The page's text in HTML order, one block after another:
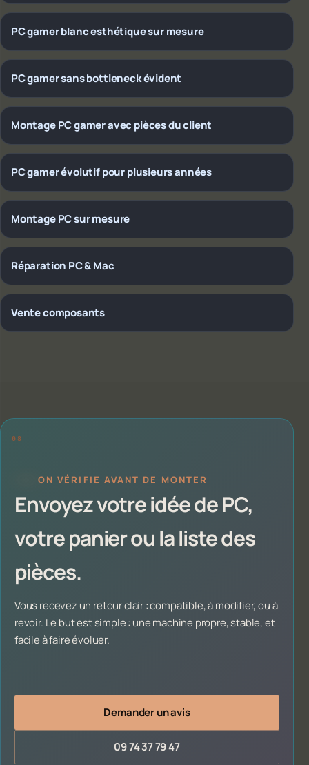
PC gamer blanc esthétique sur mesure
PC gamer sans bottleneck évident
Montage PC gamer avec pièces du client
PC gamer évolutif pour plusieurs années
Montage PC sur mesure
Réparation PC & Mac
Vente composants
ON VÉRIFIE AVANT DE MONTER
Envoyez votre idée de PC,
votre panier ou la liste des
pièces.
Vous recevez un retour clair : compatible, à modifier, ou à
revoir. Le but est simple : une machine propre, stable, et
facile à faire évoluer.
Demander un avis
09 74 37 79 47